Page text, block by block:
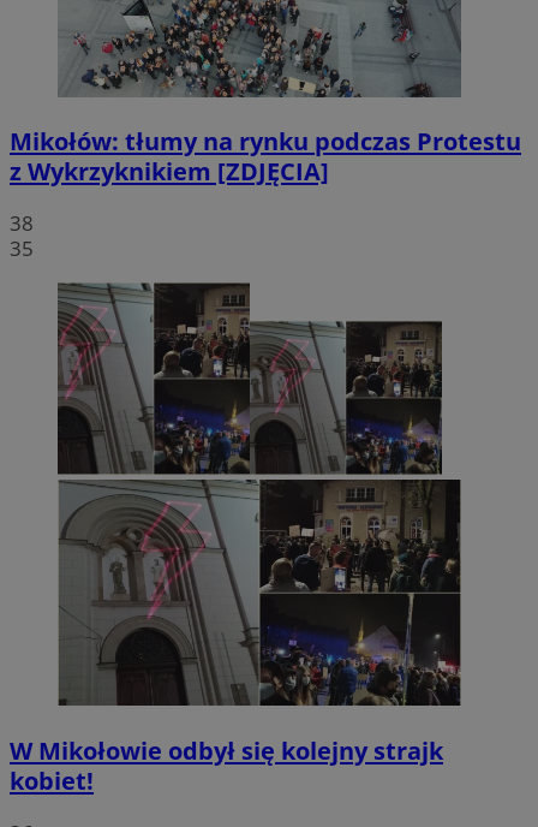
Mikołów: tłumy na rynku podczas Protestu
z Wykrzyknikiem [ZDJĘCIA]
38
35
W Mikołowie odbył się kolejny strajk
kobiet!